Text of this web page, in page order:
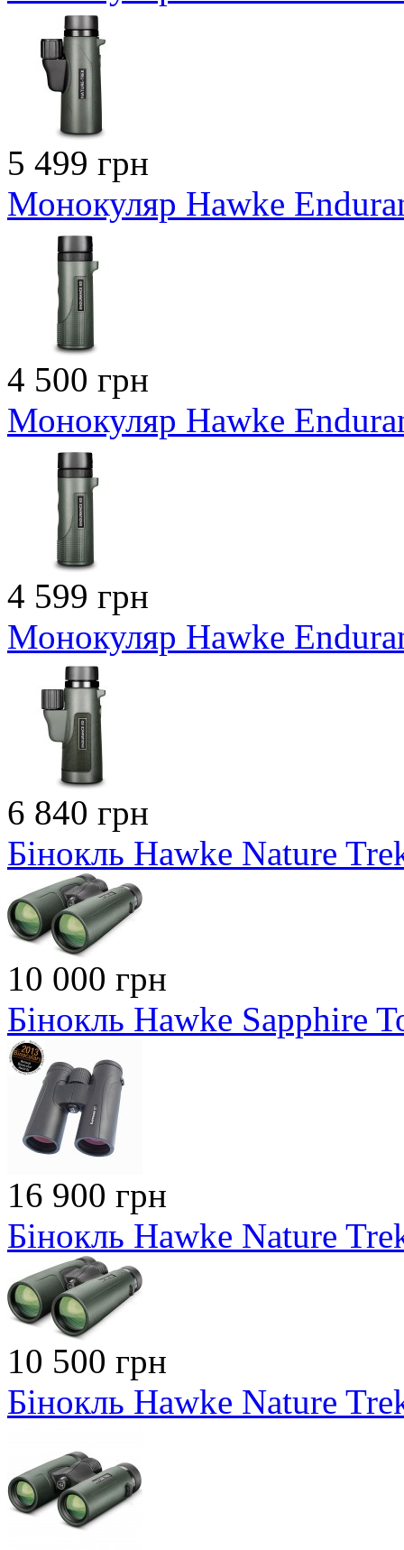
5 499 грн
Монокуляр Hawke
4 500 грн
Монокуляр Hawke
4 599 грн
Монокуляр Hawke
6 840 грн
Бінокль Hawke Nature
10 000 грн
Бінокль Hawke Sapphire
16 900 грн
Бінокль Hawke Nature
10 500 грн
Бінокль Hawke Nature